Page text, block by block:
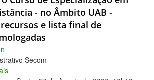
- no Âmbito UAB -
e lista final de
Secom